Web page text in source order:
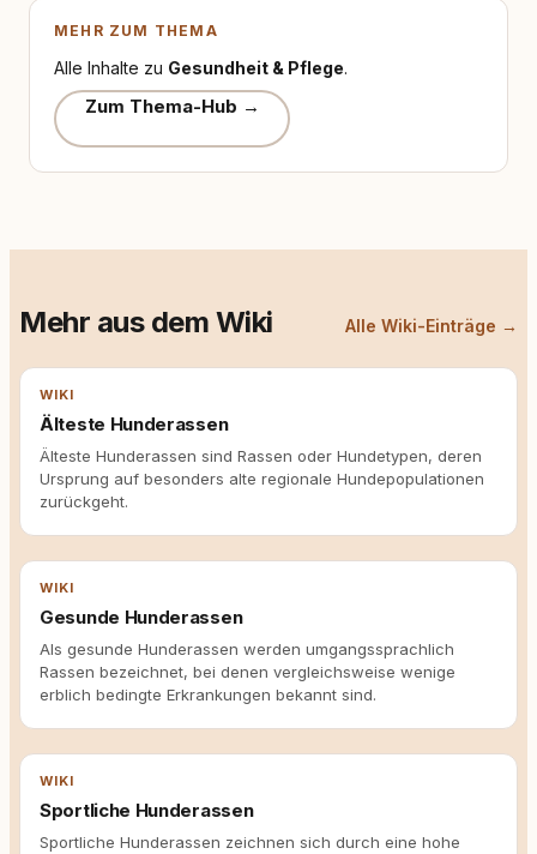
MEHR ZUM THEMA
Alle Inhalte zu Gesundheit & Pflege.
Zum Thema-Hub →
Mehr aus dem Wiki Alle Wiki-Einträge →
WIKI
Älteste Hunderassen
Älteste Hunderassen sind Rassen oder Hundetypen, deren
Ursprung auf besonders alte regionale Hundepopulationen
zurückgeht.
WIKI
Gesunde Hunderassen
Als gesunde Hunderassen werden umgangssprachlich
Rassen bezeichnet, bei denen vergleichsweise wenige
erblich bedingte Erkrankungen bekannt sind.
WIKI
Sportliche Hunderassen
Sportliche Hunderassen zeichnen sich durch eine hohe